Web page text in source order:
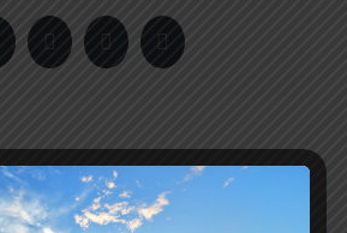
TwitterLinkedInPinterest